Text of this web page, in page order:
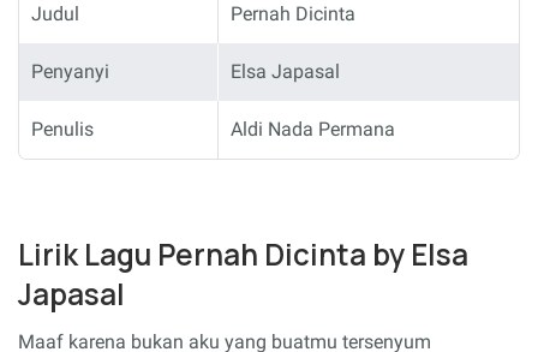
Judul Pernah Dicinta
Penyanyi Elsa Japasal
Penulis Aldi Nada Permana
Lirik Lagu Pernah Dicinta by Elsa
Japasal
Maaf karena bukan aku yang buatmu tersenyum